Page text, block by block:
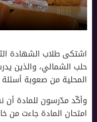
اشتكى طلاب الشهادة
حلب الشمالي، والذين
المحلية من صعوبة أسئلة
وأكّد مدّرسون للمادة أن
امتحان المادة جاءت من